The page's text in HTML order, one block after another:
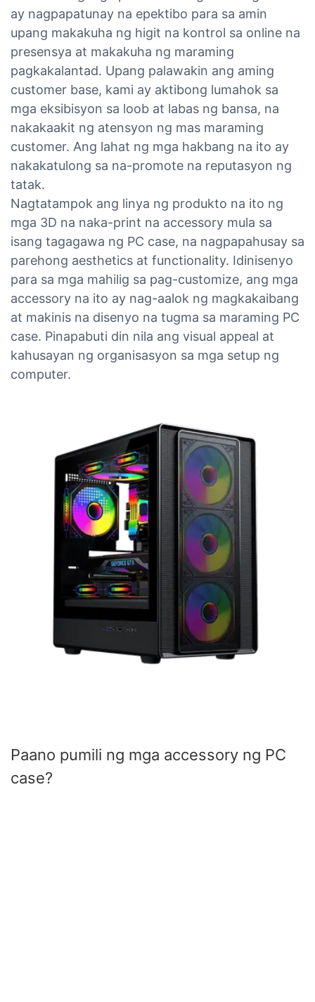
ay nagpapatunay na epektibo para sa amin
upang makakuha ng higit na kontrol sa online na
presensya at makakuha ng maraming
pagkakalantad. Upang palawakin ang aming
customer base, kami ay aktibong lumahok sa
mga eksibisyon sa loob at labas ng bansa, na
nakakaakit ng atensyon ng mas maraming
customer. Ang lahat ng mga hakbang na ito ay
nakakatulong sa na-promote na reputasyon ng
tatak.
Nagtatampok ang linya ng produkto na ito ng
mga 3D na naka-print na accessory mula sa
isang tagagawa ng PC case, na nagpapahusay sa
parehong aesthetics at functionality. Idinisenyo
para sa mga mahilig sa pag-customize, ang mga
accessory na ito ay nag-aalok ng magkakaibang
at makinis na disenyo na tugma sa maraming PC
case. Pinapabuti din nila ang visual appeal at
kahusayan ng organisasyon sa mga setup ng
computer.
Paano pumili ng mga accessory ng PC
case?